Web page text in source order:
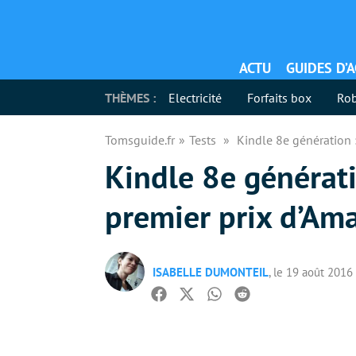
ACTU GUIDES
THÈMES : Electricité Forfaits box
Tomsguide.fr Tests Kindle 8e génération
Kindle 8e
premier prix
ISABELLE DUMONTEIL, le 19 août 2016
Facebook
TwitterWhatsapp
Reddit